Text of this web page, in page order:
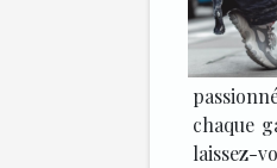
chaque
laissez-